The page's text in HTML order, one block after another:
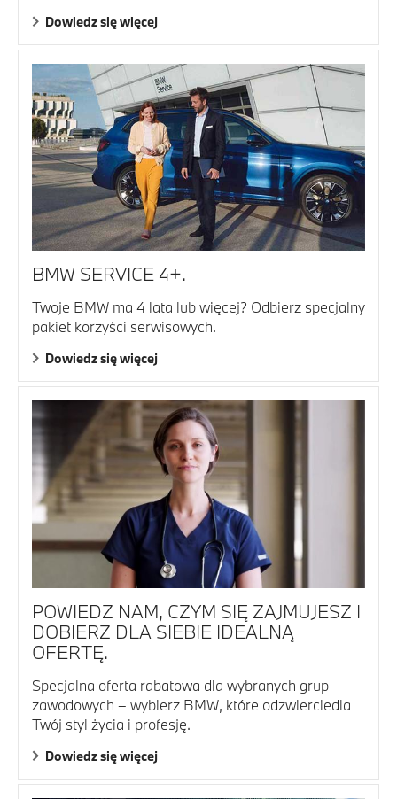
Dowiedz się więcej
BMW SERVICE 4+.
Twoje BMW ma 4 lata lub więcej? Odbierz specjalny
pakiet korzyści serwisowych.
Dowiedz się więcej
POWIEDZ NAM, CZYM SIĘ ZAJMUJESZ I
DOBIERZ DLA SIEBIE IDEALNĄ
OFERTĘ.
Specjalna oferta rabatowa dla wybranych grup
zawodowych – wybierz BMW, które odzwierciedla
Twój styl życia i profesję.
Dowiedz się więcej